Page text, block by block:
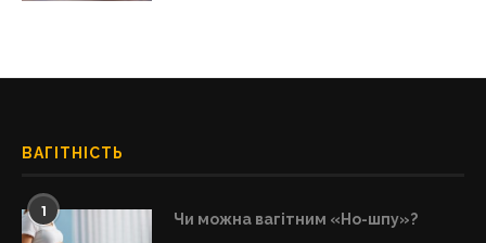
ВАГІТНІСТЬ
1 Чи можна вагітним «Но-шпу»?